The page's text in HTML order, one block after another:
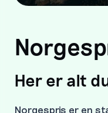
Her er alt
Norgespris er en